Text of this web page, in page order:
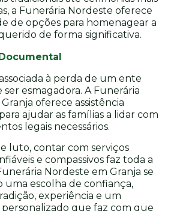
a Funerária Nordeste oferece
de opções para homenagear a
de forma significativa.
à perda de um ente
esmagadora. A Funerária
oferece assistência
ajudar as famílias a lidar com
legais necessários.
luto, contar com serviços
e compassivos faz toda a
Nordeste em Granja se
uma escolha de confiança,
experiência e um
que faz com que